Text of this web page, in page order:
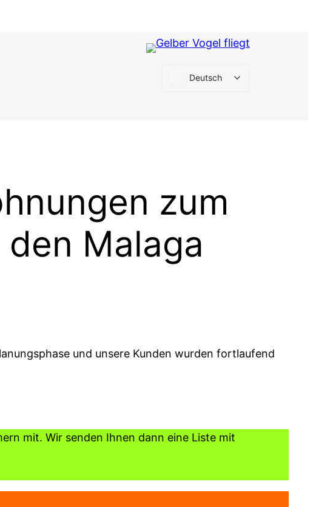
Deutsch
zum
Malaga
und unsere Kunden wurden fortlaufend
mit. Wir senden Ihnen dann eine Liste mit